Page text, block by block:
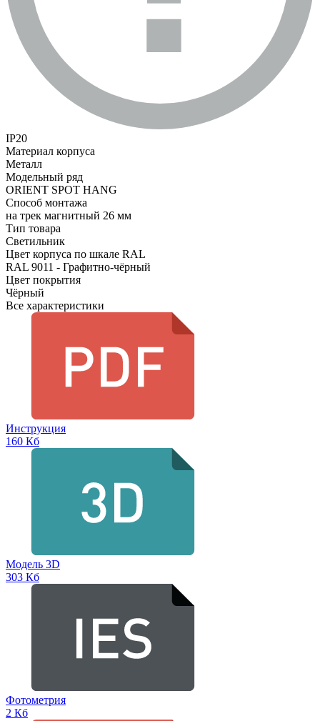
IP20
Материал корпуса
Металл
Модельный ряд
ORIENT SPOT HANG
Способ монтажа
на трек магнитный 26 мм
Тип товара
Светильник
Цвет корпуса по шкале RAL
RAL 9011 - Графитно-чёрный
Цвет покрытия
Чёрный
Все характеристики
Инструкция
160 Кб
Модель 3D
303 Кб
Фотометрия
2 Кб